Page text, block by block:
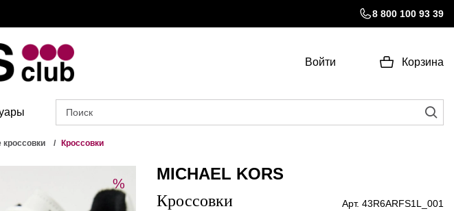
8 800 100 93 39
Войти Корзина
Кроссовки
%
MICHAEL KORS
Кроссовки Арт. 43R6ARFS1L_001